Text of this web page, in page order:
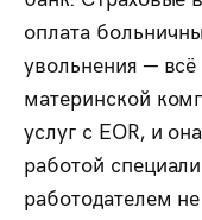
оплата
увольнения —
материнской
услуг с EOR, и
работой
работодателем